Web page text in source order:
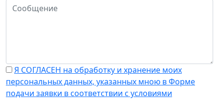
Я СОГЛАСЕН на обработку и хранение моих
персональных данных, указанных мною в Форме
подачи заявки в соответствии с условиями